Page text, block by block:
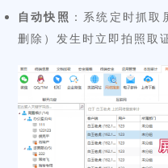
自动快照 ：系统定时抓
删除）发生时立即拍照取